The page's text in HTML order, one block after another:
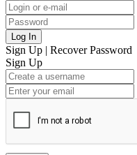
Log In
Sign Up | Recover Password
Sign Up